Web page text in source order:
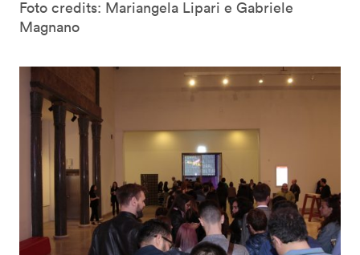
Foto credits: Mariangela Lipari e Gabriele
Magnano